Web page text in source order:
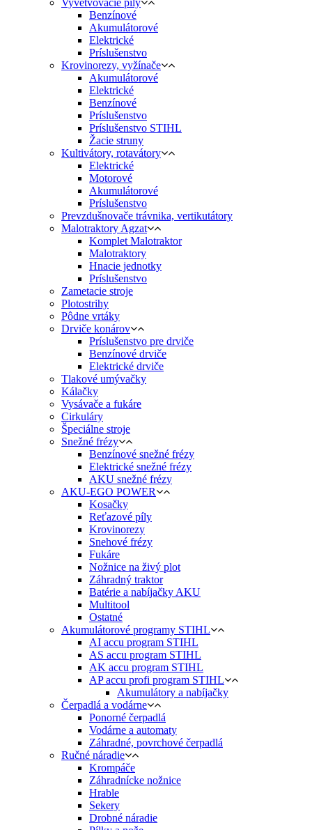
Vyvetvovacie píly
Benzínové
Akumulátorové
Elektrické
Príslušenstvo
Krovinorezy, vyžínače
Akumulátorové
Elektrické
Benzínové
Príslušenstvo
Príslušenstvo STIHL
Žacie struny
Kultivátory, rotavátory
Elektrické
Motorové
Akumulátorové
Príslušenstvo
Prevzdušnovače trávnika, vertikutátory
Malotraktory Agzat
Komplet Malotraktor
Malotraktory
Hnacie jednotky
Príslušenstvo
Zametacie stroje
Plotostrihy
Pôdne vrtáky
Drviče konárov
Príslušenstvo pre drviče
Benzínové drviče
Elektrické drviče
Tlakové umývačky
Kálačky
Vysávače a fukáre
Cirkuláry
Špeciálne stroje
Snežné frézy
Benzínové snežné frézy
Elektrické snežné frézy
AKU snežné frézy
AKU-EGO POWER
Kosačky
Reťazové píly
Krovinorezy
Snehové frézy
Fukáre
Nožnice na živý plot
Záhradný traktor
Batérie a nabíjačky AKU
Multitool
Ostatné
Akumulátorové programy STIHL
AI accu program STIHL
AS accu program STIHL
AK accu program STIHL
AP accu profi program STIHL
Akumulátory a nabíjačky
Čerpadlá a vodárne
Ponorné čerpadlá
Vodárne a automaty
Záhradné, povrchové čerpadlá
Ručné náradie
Krompáče
Záhradnícke nožnice
Hrable
Sekery
Drobné náradie